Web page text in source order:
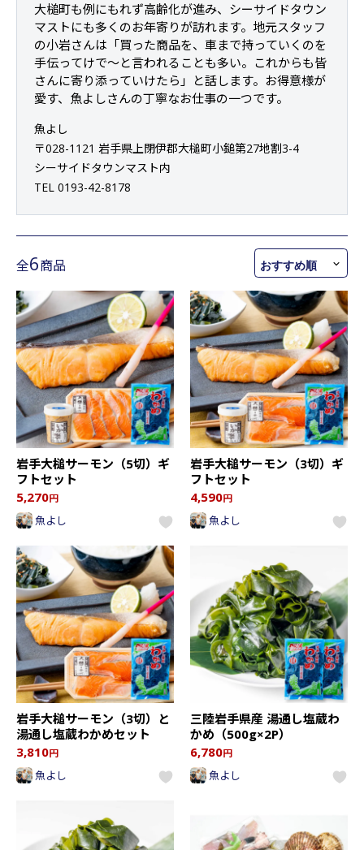
大槌町も例にもれず高齢化が進み、シーサイドタウン
マストにも多くのお年寄りが訪れます。地元スタッフ
の小岩さんは「買った商品を、車まで持っていくのを
手伝ってけで～と言われることも多い。これからも皆
さんに寄り添っていけたら」と話します。お得意様が
愛す、魚よしさんの丁寧なお仕事の一つです。
魚よし
〒028-1121 岩手県上閉伊郡大槌町小鎚第27地割3-4
シーサイドタウンマスト内
TEL 0193-42-8178
全6商品
岩手大槌サーモン（5切）ギ
フトセット
5,270円
魚よし
岩手大槌サーモン（3切）ギ
フトセット
4,590円
魚よし
岩手大槌サーモン（3切）と
湯通し塩蔵わかめセット
3,810円
魚よし
三陸岩手県産 湯通し塩蔵わ
かめ（500g×2P）
6,780円
魚よし